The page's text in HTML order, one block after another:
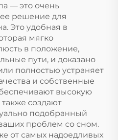
— это очень
решение для
Это удобная в
мягко
в положение,
пути, и доказано
полностью устраняет
и собственные
высокую
создают
подобранный
проблем со сном.
от самых надоедливых